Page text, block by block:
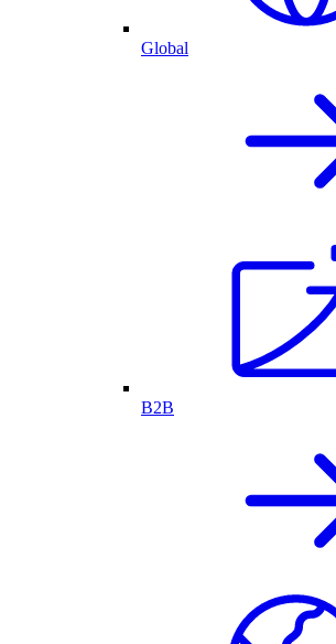
Global
B2B